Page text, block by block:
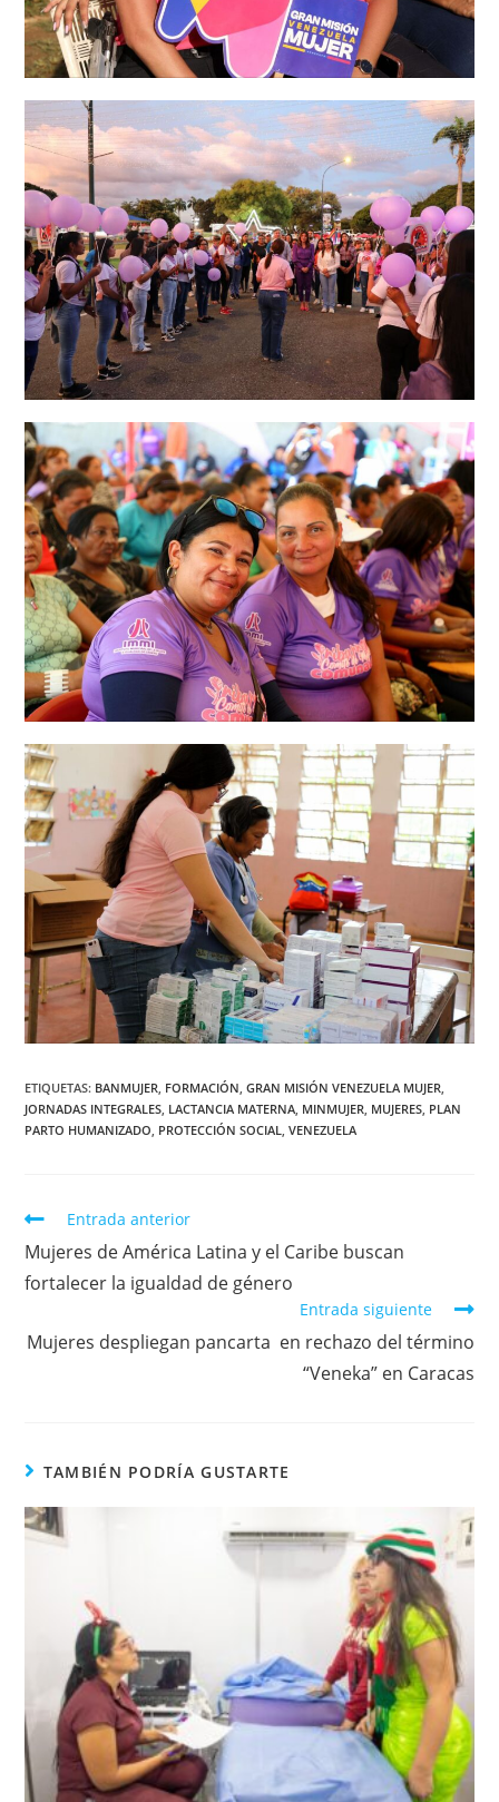
ETIQUETAS: BANMUJER FORMACIÓN GRAN MISIÓN VENEZUELA MUJER
JORNADAS INTEGRALES LACTANCIA MATERNA MINMUJER MUJERES PLAN
PARTO HUMANIZADO PROTECCIÓN SOCIAL VENEZUELA
Entrada anterior
Mujeres de América Latina y el Caribe buscan
fortalecer la igualdad de género
Entrada siguiente
Mujeres despliegan pancarta en rechazo del término
“Veneka” en Caracas
TAMBIÉN PODRÍA GUSTARTE